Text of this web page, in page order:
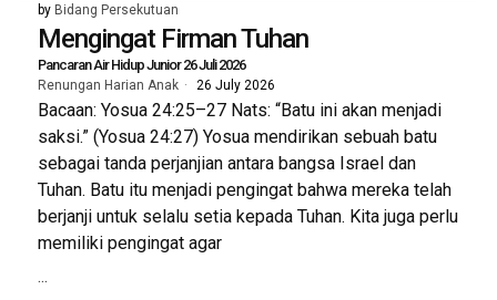
by Bidang Persekutuan
Mengingat Firman Tuhan
Pancaran Air Hidup Junior 26 Juli 2026
Renungan Harian Anak 26 July 2026
Bacaan: Yosua 24:25–27 Nats: “Batu ini akan menjadi
saksi.” (Yosua 24:27) Yosua mendirikan sebuah batu
sebagai tanda perjanjian antara bangsa Israel dan
Tuhan. Batu itu menjadi pengingat bahwa mereka telah
berjanji untuk selalu setia kepada Tuhan. Kita juga perlu
memiliki pengingat agar
...